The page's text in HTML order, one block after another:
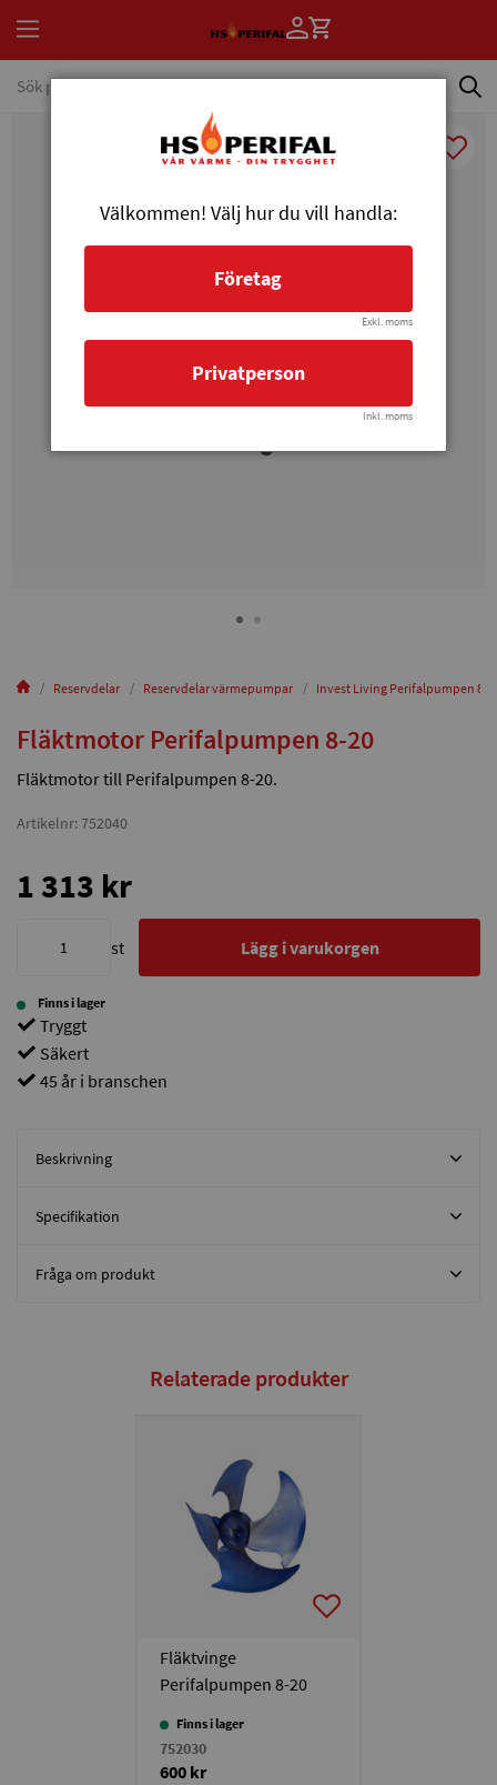
Reservdelar Reservdelar värmepumpar Invest Living Perifalpumpen 8-
Fläktmotor Perifalpumpen 8-20
Fläktmotor till Perifalpumpen 8-20.
Artikelnr: 752040
1 313 kr
st Lägg i varukorgen
Finns i lager
Tryggt
Säkert
45 år i branschen
Beskrivning
Specifikation
Fråga om produkt
Relaterade produkter
Fläktvinge
Perifalpumpen 8-20
Finns i lager
752030
600 kr
Välkommen! Välj hur du vill handla:
Företag
Exkl. moms
Privatperson
Inkl. moms